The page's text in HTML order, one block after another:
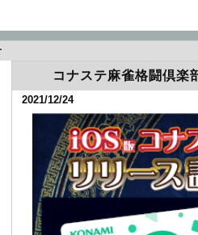
コナステ麻雀格闘倶楽
2021/12/24